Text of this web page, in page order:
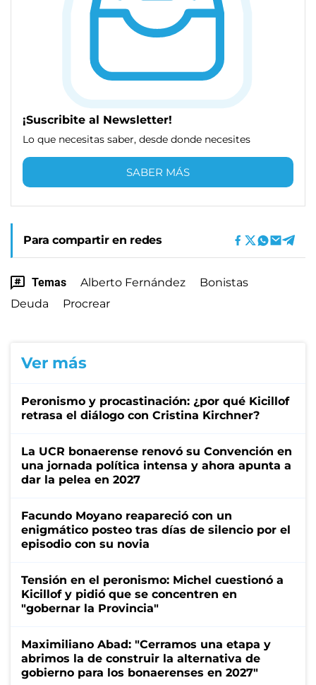
¡Suscribite al Newsletter!
Lo que necesitas saber, desde donde necesites
SABER MÁS
Para compartir en redes
Temas Alberto Fernández
Bonistas
Deuda
Procrear
Ver más
Peronismo y procastinación: ¿por qué Kicillof
retrasa el diálogo con Cristina Kirchner?
La UCR bonaerense renovó su Convención en
una jornada política intensa y ahora apunta a
dar la pelea en 2027
Facundo Moyano reapareció con un
enigmático posteo tras días de silencio por el
episodio con su novia
Tensión en el peronismo: Michel cuestionó a
Kicillof y pidió que se concentren en
"gobernar la Provincia"
Maximiliano Abad: "Cerramos una etapa y
abrimos la de construir la alternativa de
gobierno para los bonaerenses en 2027"